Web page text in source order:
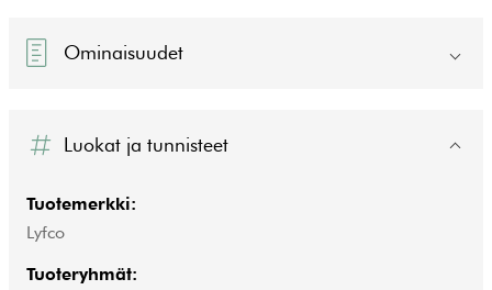
Ominaisuudet
Luokat ja tunnisteet
Tuotemerkki:
Lyfco
Tuoteryhmät: